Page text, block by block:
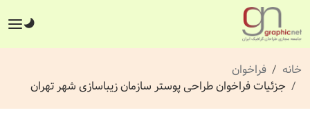
خانه
فراخوان
جزئیات فراخوان طراحی پوستر سازمان زیباسازی شهر تهران